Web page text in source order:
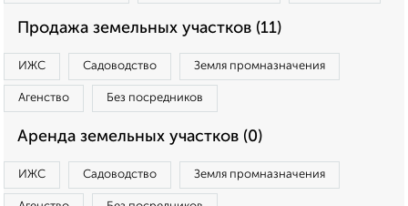
Продажа земельных участков (11)
ИЖС Садоводство Земля промназначения
Агенство Без посредников
Аренда земельных участков (0)
ИЖС Садоводство Земля промназначения